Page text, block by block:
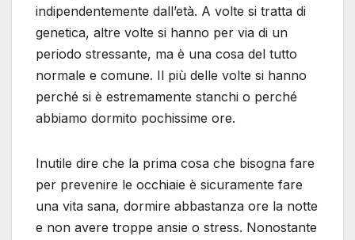
indipendentemente dall’età. A volte si tratta di
genetica, altre volte si hanno per via di un
periodo stressante, ma è una cosa del tutto
normale e comune. Il più delle volte si hanno
perché si è estremamente stanchi o perché
abbiamo dormito pochissime ore.
Inutile dire che la prima cosa che bisogna fare
per prevenire le occhiaie è sicuramente fare
una vita sana, dormire abbastanza ore la notte
e non avere troppe ansie o stress. Nonostante